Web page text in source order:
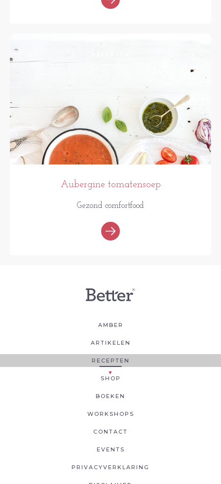
Aubergine tomatensoep
Gezond comfortfood
AMBER
ARTIKELEN
RECEPTEN
SHOP
BOEKEN
WORKSHOPS
CONTACT
EVENTS
PRIVACYVERKLARING